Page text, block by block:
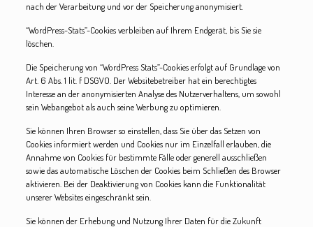
nach der Verarbeitung und vor der Speicherung anonymisiert.
“WordPress-Stats”-Cookies verbleiben auf Ihrem Endgerät, bis Sie sie
löschen.
Die Speicherung von “WordPress Stats”-Cookies erfolgt auf Grundlage von
Art. 6 Abs. 1 lit. f DSGVO. Der Websitebetreiber hat ein berechtigtes
Interesse an der anonymisierten Analyse des Nutzerverhaltens, um sowohl
sein Webangebot als auch seine Werbung zu optimieren.
Sie können Ihren Browser so einstellen, dass Sie über das Setzen von
Cookies informiert werden und Cookies nur im Einzelfall erlauben, die
Annahme von Cookies für bestimmte Fälle oder generell ausschließen
sowie das automatische Löschen der Cookies beim Schließen des Browser
aktivieren. Bei der Deaktivierung von Cookies kann die Funktionalität
unserer Websites eingeschränkt sein.
Sie können der Erhebung und Nutzung Ihrer Daten für die Zukunft